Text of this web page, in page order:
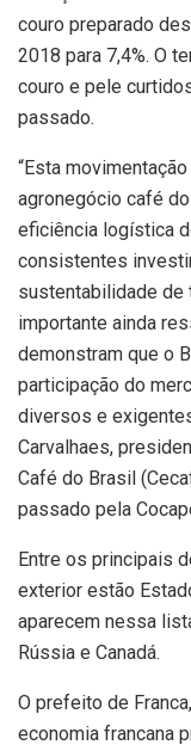
couro preparado
2018 para 7,4%. O
couro e pele
passado.
“Esta
agronegócio café
eficiência logística
consistentes
sustentabilidade de
importante ainda
demonstram que o
participação do
diversos e
Carvalhaes,
Café do Brasil
passado pela
Entre os principais
exterior estão
aparecem nessa
Rússia e Canadá.
O prefeito de
economia francana